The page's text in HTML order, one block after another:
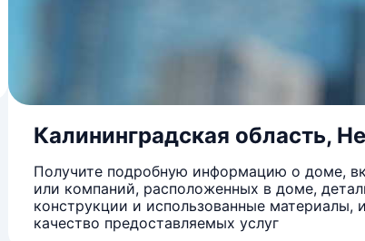
Калининградская область,
Получите подробную информацию о доме,
или компаний, расположенных в доме,
конструкции и использованные
качество предоставляемых услуг